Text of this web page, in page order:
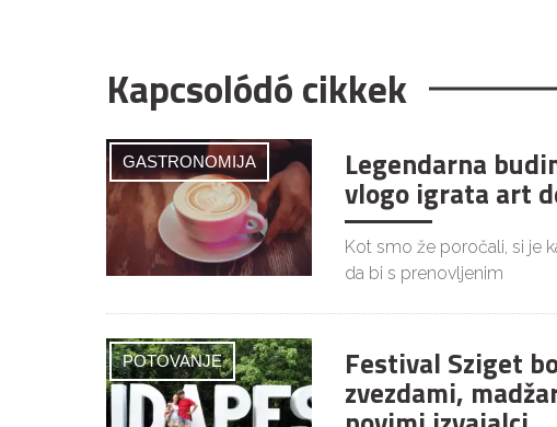
Kapcsolódó cikkek
GASTRONOMIJA Legendarna
vlogo igrata art
Kot smo že poročali, si je
da bi s prenovljenim
POTOVANJE Festival Sziget
zvezdami,